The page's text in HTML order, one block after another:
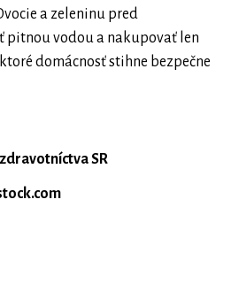
a zeleninu pred
pitnou vodou a nakupovať len
domácnosť stihne bezpečne
SR